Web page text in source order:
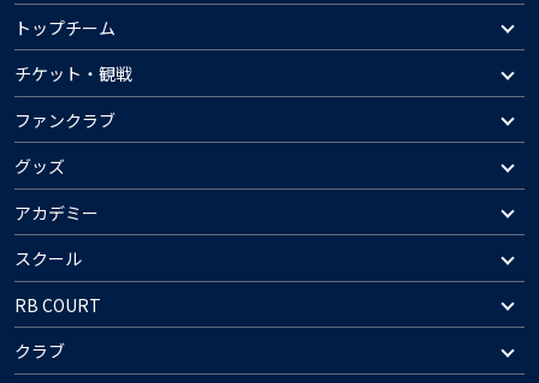
トップチーム
チケット・観戦
ファンクラブ
グッズ
アカデミー
スクール
RB COURT
クラブ